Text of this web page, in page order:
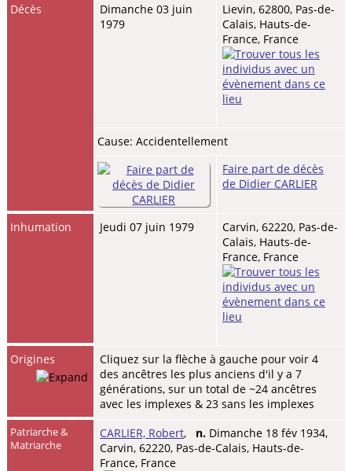
Décès
Dimanche 03 juin
1979
Lievin, 62800, Pas-de-
Calais, Hauts-de-
France, France
Cause: Accidentellement
Faire part de décès
de Didier CARLIER
Inhumation Jeudi 07 juin 1979
Carvin, 62220, Pas-de-
Calais, Hauts-de-
France, France
Origines
Cliquez sur la flèche à gauche pour voir 4
des ancêtres les plus anciens d'il y a 7
générations, sur un total de ~24 ancêtres
avec les implexes & 23 sans les implexes
Patriarche &
Matriarche
CARLIER, Robert, n. Dimanche 18 fév 1934,
Carvin, 62220, Pas-de-Calais, Hauts-de-
France, France